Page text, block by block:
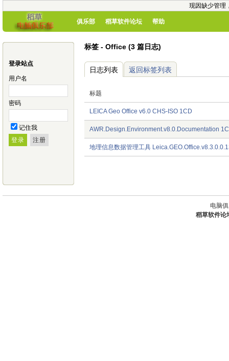
现因缺少管理
俱乐部 稻草软件论坛 帮助
登录站点
用户名
密码
记住我
标签 - Office (3 篇日志)
日志列表 返回标签列表
标题
LEICA Geo Office v6.0 CHS-ISO 1CD
AWR.Design.Environment.v8.0.Documentation
地理信息数据管理工具
电脑
稻草软件论